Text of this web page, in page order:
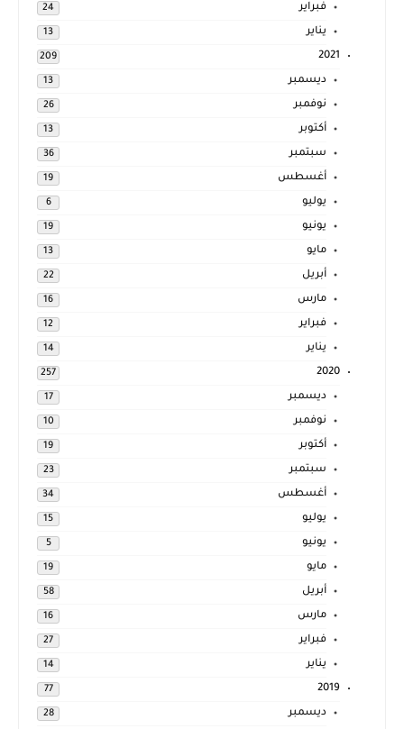
فبراير 24
يناير 13
2021
209
ديسمبر 13
نوفمبر 26
أكتوبر 13
سبتمبر 36
أغسطس 19
يوليو 6
يونيو 19
مايو 13
أبريل 22
مارس 16
فبراير 12
يناير 14
2020
257
ديسمبر 17
نوفمبر 10
أكتوبر 19
سبتمبر 23
أغسطس 34
يوليو 15
يونيو 5
مايو 19
أبريل 58
مارس 16
فبراير 27
يناير 14
2019
77
ديسمبر 28